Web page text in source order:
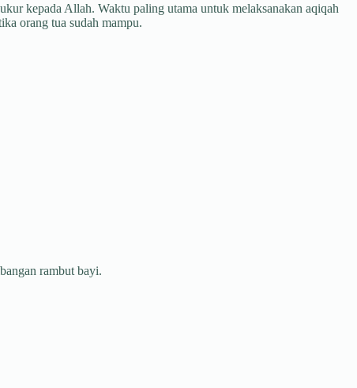
kepada Allah. Waktu paling utama untuk melaksanakan aqiqah
orang tua sudah mampu.
rambut bayi.